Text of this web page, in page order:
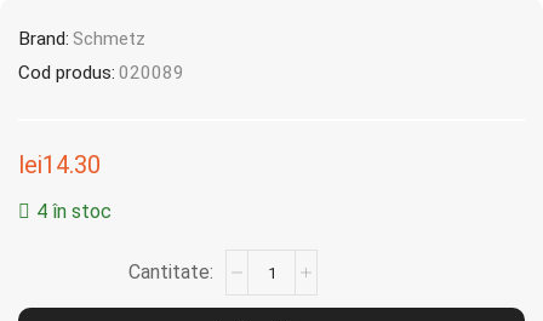
Brand: Schmetz
Cod produs: 020089
lei14.30
4 în stoc